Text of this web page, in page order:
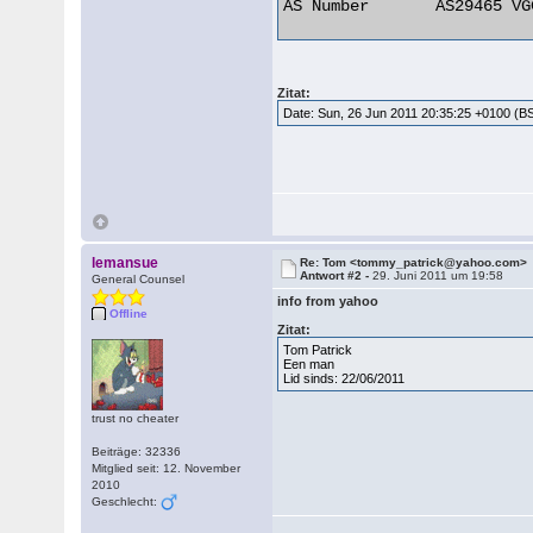
AS Number 	AS29465 VGC Communication Ltd.
Zitat:
Date: Sun, 26 Jun 2011 20:35:25 +0100
lemansue
General Counsel
Offline
trust no cheater
Beiträge: 32336
Mitglied seit: 12. November
2010
Geschlecht:
Re: Tom <tommy_patrick@yahoo.com>
Antwort #2 -29. Juni 2011 um 19:58
info from yahoo
Zitat:
Tom Patrick
Een man
Lid sinds: 22/06/2011